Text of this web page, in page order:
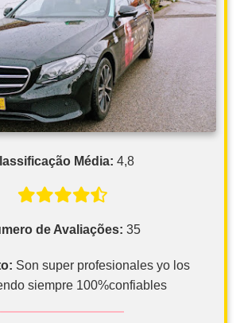
Média: 4,8
de Avaliações: 35
Son super profesionales yo los
siempre 100%confiables